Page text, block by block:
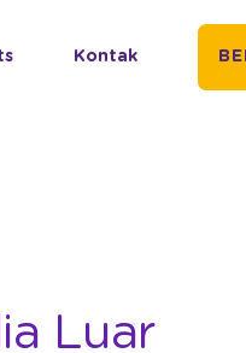
Kontak
Luar